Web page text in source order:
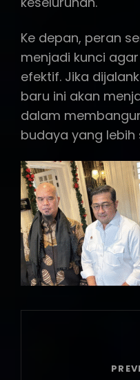
Ke depan, peran
menjadi kunci
efektif. Jika
baru ini akan
dalam
budaya yang lebih